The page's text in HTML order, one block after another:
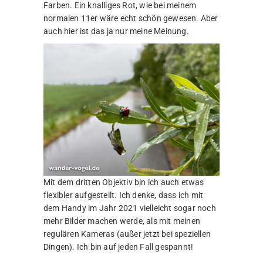
Farben. Ein knalliges Rot, wie bei meinem
normalen 11er wäre echt schön gewesen. Aber
auch hier ist das ja nur meine Meinung.
Mit dem dritten Objektiv bin ich auch etwas
flexibler aufgestellt. Ich denke, dass ich mit
dem Handy im Jahr 2021 vielleicht sogar noch
mehr Bilder machen werde, als mit meinen
regulären Kameras (außer jetzt bei speziellen
Dingen). Ich bin auf jeden Fall gespannt!